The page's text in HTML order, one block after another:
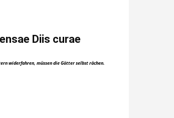
Diis curae
widerfahren, müssen die Götter selbst rächen.